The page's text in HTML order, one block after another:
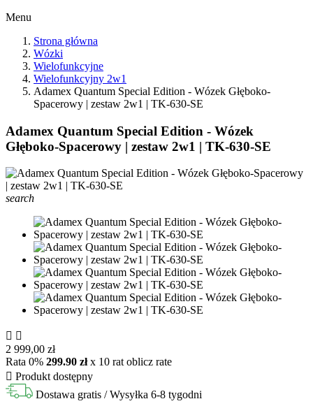
Menu
Strona główna
Wózki
Wielofunkcyjne
Wielofunkcyjny 2w1
Adamex Quantum Special Edition - Wózek Głęboko-
Spacerowy | zestaw 2w1 | TK-630-SE
Adamex Quantum Special Edition - Wózek
Głęboko-Spacerowy | zestaw 2w1 | TK-630-SE
search
 
2 999,00 zł
Rata 0% 299.90 złx 10 rat oblicz rate
 Produkt dostępny
Dostawa gratis / Wysyłka 6-8 tygodni